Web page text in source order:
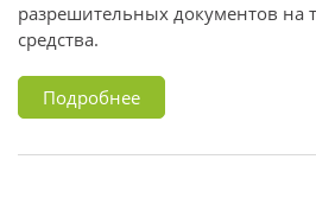
разрешительных документов на
средства.
Подробнее